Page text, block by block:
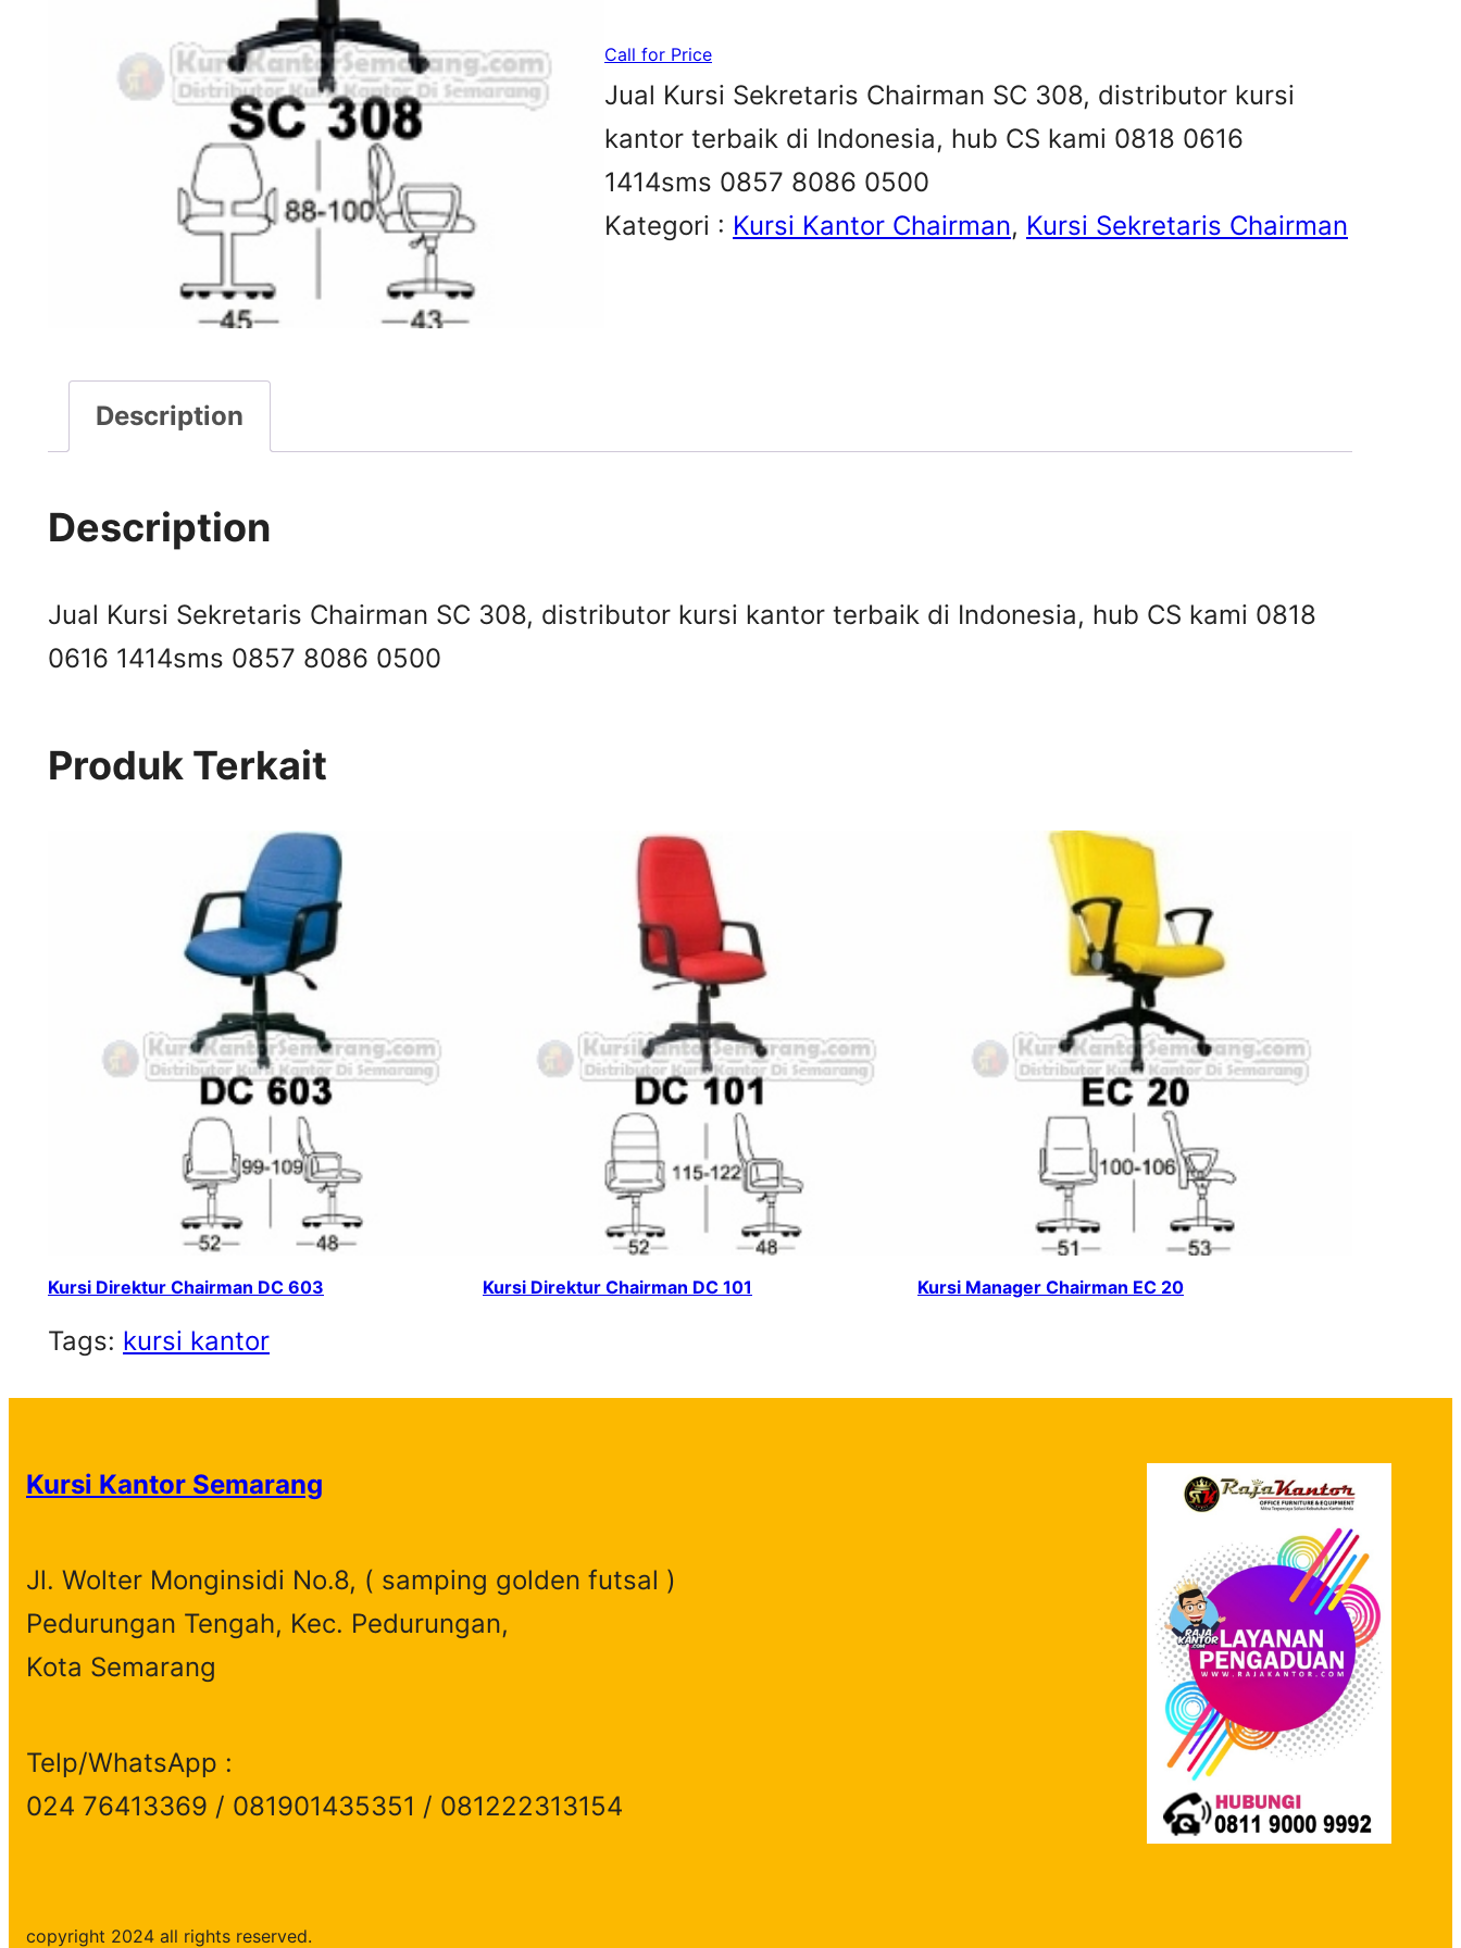
Call for Price
Jual Kursi Sekretaris Chairman SC 308, distributor kursi
kantor terbaik di Indonesia, hub CS kami 0818 0616
1414sms 0857 8086 0500
Kategori : Kursi Kantor Chairman, Kursi Sekretaris Chairman
Description
Description
Jual Kursi Sekretaris Chairman SC 308, distributor kursi kantor terbaik di Indonesia, hub CS kami 0818
0616 1414sms 0857 8086 0500
Produk Terkait
Kursi Direktur Chairman DC 603 Kursi Direktur Chairman DC 101 Kursi Manager Chairman EC 20
Tags: kursi kantor
Kursi Kantor Semarang
Jl. Wolter Monginsidi No.8, ( samping golden futsal )
Pedurungan Tengah, Kec. Pedurungan,
Kota Semarang
Telp/WhatsApp :
024 76413369 / 081901435351 / 081222313154
copyright 2024 all rights reserved.